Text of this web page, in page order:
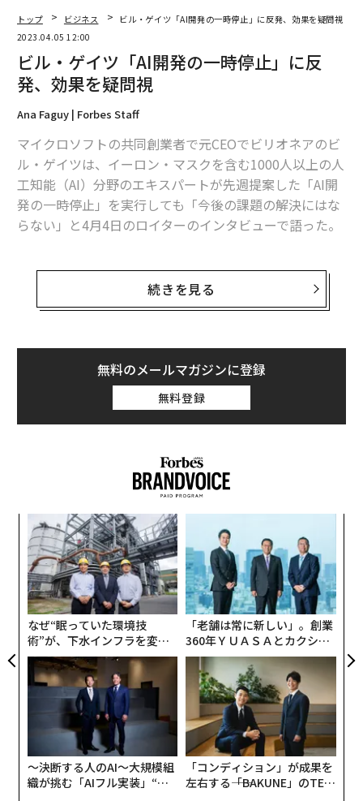
編集＝上田裕資
最新号の購入はこちらから
メンバーシップに登録する
グーグルがChatGPTの競合「Bard」を発表、検索にもAI機能を追加
ChatGPTと「ジェネレーティブAI戦争」の知られざる6つの事実
オープンAIが月額20ドルのChatGPT有料版「プラス」を提供開始
グーグル創業者が数年ぶりに現場復帰、AI部門のテコ入れで
中国バイドゥがChatGPTに似たチャットボット「Ernie Bot」を発表
タグ：
AI / 人工知能 仮想通貨/暗号資産 OpenAI
ChatGPT
生成AI
サム・アルトマン ワールド/ワールドコイン
advertisement
トップ ビジネス
ビル・ゲイツ「AI開発の一時停止」に反発、効果を疑問視
2023.04.05 12:00
ビル・ゲイツ「AI開発の一時停止」に反
発、効果を疑問視
Ana Faguy | Forbes Staff
マイクロソフトの共同創業者で元CEOでビリオネアのビ
ル・ゲイツは、イーロン・マスクを含む1000人以上の人
工知能（AI）分野のエキスパートが先週提案した「AI開
発の一時停止」を実行しても「今後の課題の解決にはな
らない」と4月4日のロイターのインタビューで語った。
ゲイツは、マイクロソフトが多額の投資を行っているAI
開発の一時停止が、世界にどのような影響をもたらすか
を理解できないと述べ、特定のグループに開発の一時停
ならないと付け加えた。
ゲイツは、その代わりに、人々がこの分野の進歩をうま
く利用することや、課題となる分野を特定することに注
力すべきだと提案した。
続きを見る
無料のメールマガジンに登録
無料登録
なぜ“眠っていた環境技
術”が、下水インフラを変え
たのか──産総研×月島JFE
アクアソリューションの10年
「老舗は常に新しい」。創業
360年ＹＵＡＳＡとカクシン
CEO田尻望が語る、AIを超え
る人の価値
〜決断する人のAI〜大規模組
織が挑む「AIフル実装」“使
「コンディション」が成果を
左右する――「BAKUNE」のTEN